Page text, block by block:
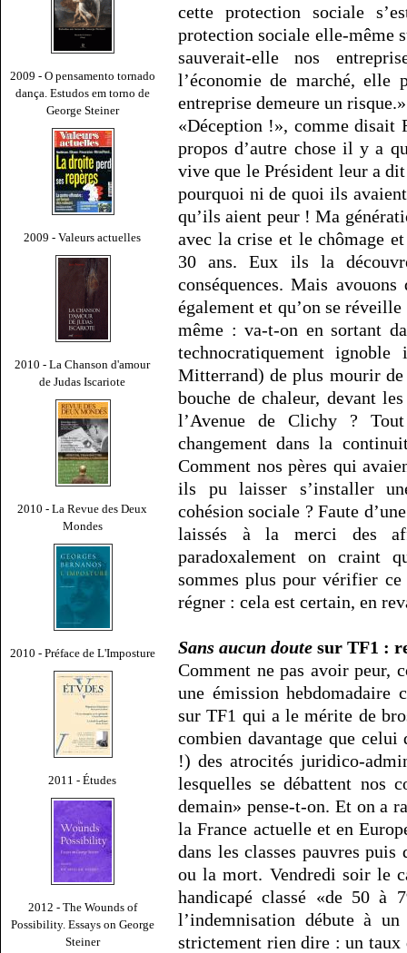
2009 - O pensamento tornado
dança. Estudos em torno de
George Steiner
2009 - Valeurs actuelles
2010 - La Chanson d'amour
de Judas Iscariote
2010 - La Revue des Deux
Mondes
2010 - Préface de L'Imposture
2011 - Études
2012 - The Wounds of
Possibility. Essays on George
Steiner
cette protection sociale
protection sociale elle-même
sauverait-elle nos
l’économie de marché, elle
entreprise demeure un
«Déception !», comme disait
propos d’autre chose il y a
vive que le Président leur a
pourquoi ni de quoi ils
qu’ils aient peur ! Ma
avec la crise et le chômage
30 ans. Eux ils la
conséquences. Mais
également et qu’on se
même : va-t-on en sortant
technocratiquement
Mitterrand) de plus mourir
bouche de chaleur, devant
l’Avenue de Clichy ?
changement dans la
Comment nos pères qui
ils pu laisser s’installer
cohésion sociale ? Faute
laissés à la merci des
paradoxalement on craint
sommes plus pour vérifier ce
régner : cela est certain, en
Sans aucun doute sur TF1 :
Comment ne pas avoir peur,
une émission hebdomadaire
sur TF1 qui a le mérite de
combien davantage que celui
!) des atrocités juridico-
lesquelles se débattent nos
demain» pense-t-on. Et on a
la France actuelle et en
dans les classes pauvres
ou la mort. Vendredi soir le
handicapé classé «de 50 à
l’indemnisation débute à
strictement rien dire : un taux